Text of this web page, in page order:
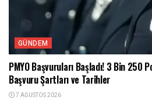
GÜNDEM
PMYO Başvuruları Başladı! 3 Bin 250
Başvuru Şartları ve Tarihler
7 AĞUSTOS 2026